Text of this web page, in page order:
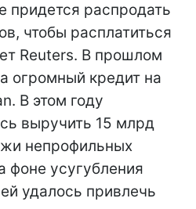
придется распродать
чтобы расплатиться
Reuters. В прошлом
огромный кредит на
В этом году
выручить 15 млрд
непрофильных
фоне усугубления
удалось привлечь